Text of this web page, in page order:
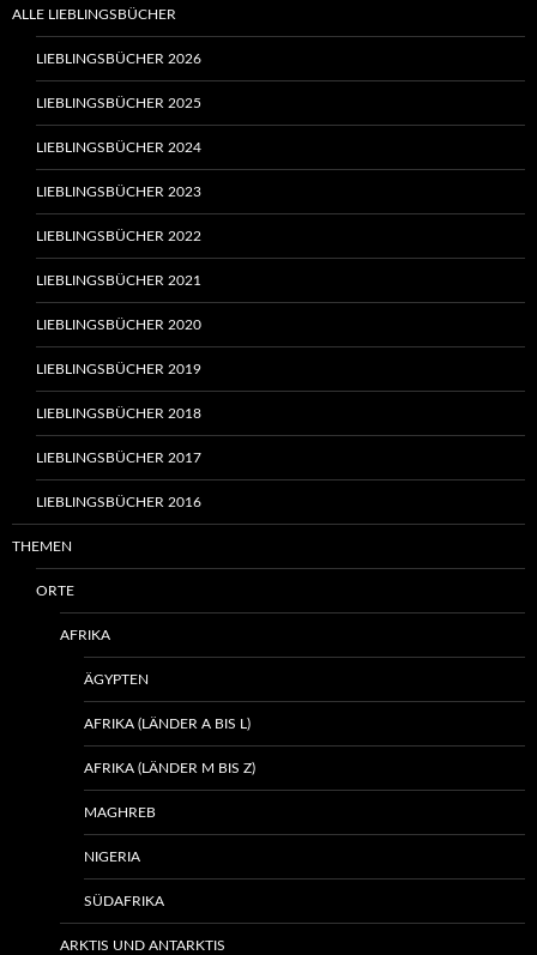
ALLE LIEBLINGSBÜCHER
LIEBLINGSBÜCHER 2026
LIEBLINGSBÜCHER 2025
LIEBLINGSBÜCHER 2024
LIEBLINGSBÜCHER 2023
LIEBLINGSBÜCHER 2022
LIEBLINGSBÜCHER 2021
LIEBLINGSBÜCHER 2020
LIEBLINGSBÜCHER 2019
LIEBLINGSBÜCHER 2018
LIEBLINGSBÜCHER 2017
LIEBLINGSBÜCHER 2016
THEMEN
ORTE
AFRIKA
ÄGYPTEN
AFRIKA (LÄNDER A BIS L)
AFRIKA (LÄNDER M BIS Z)
MAGHREB
NIGERIA
SÜDAFRIKA
ARKTIS UND ANTARKTIS